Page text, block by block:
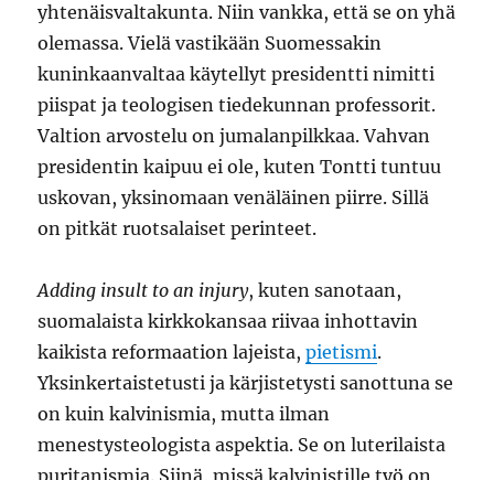
yhtenäisvaltakunta. Niin vankka, että se on yhä
olemassa. Vielä vastikään Suomessakin
kuninkaanvaltaa käytellyt presidentti nimitti
piispat ja teologisen tiedekunnan professorit.
Valtion arvostelu on jumalanpilkkaa. Vahvan
presidentin kaipuu ei ole, kuten Tontti tuntuu
uskovan, yksinomaan venäläinen piirre. Sillä
on pitkät ruotsalaiset perinteet.
Adding insult to an injury, kuten sanotaan,
suomalaista kirkkokansaa riivaa inhottavin
kaikista reformaation lajeista,pietismi.
Yksinkertaistetusti ja kärjistetysti sanottuna se
on kuin kalvinismia, mutta ilman
menestysteologista aspektia. Se on luterilaista